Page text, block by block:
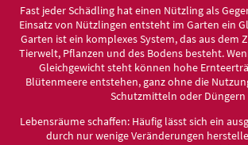
Fast jeder Schädling hat einen Nützling als
Einsatz von Nützlingen entsteht im Garten ein
Garten ist ein komplexes System, das aus dem
Tierwelt, Pflanzen und des Bodens besteht.
Gleichgewicht steht können hohe
Blütenmeere entstehen, ganz ohne die
Schutzmitteln oder Düngern
Lebensräume schaffen: Häufig lässt sich ein
durch nur wenige Veränderungen